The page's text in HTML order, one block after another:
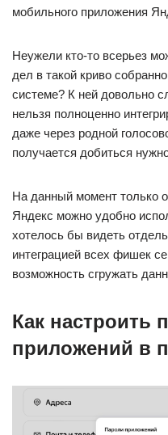
мобильного приложения
Неужели кто-то всерьез
дел в такой криво
системе? К ней довольно
нельзя полноценно
даже через родной
получается добиться
На данный момент только
Яндекс можно удобно
хотелось бы видеть
интеграцией всех фишек
возможность сгружать
Как настроить
приложений в